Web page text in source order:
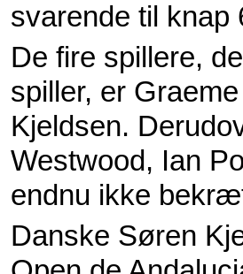
svarende til knap
De fire spillere,
spiller, er
Kjeldsen.
Westwood, Ian
endnu ikke
Danske Søren